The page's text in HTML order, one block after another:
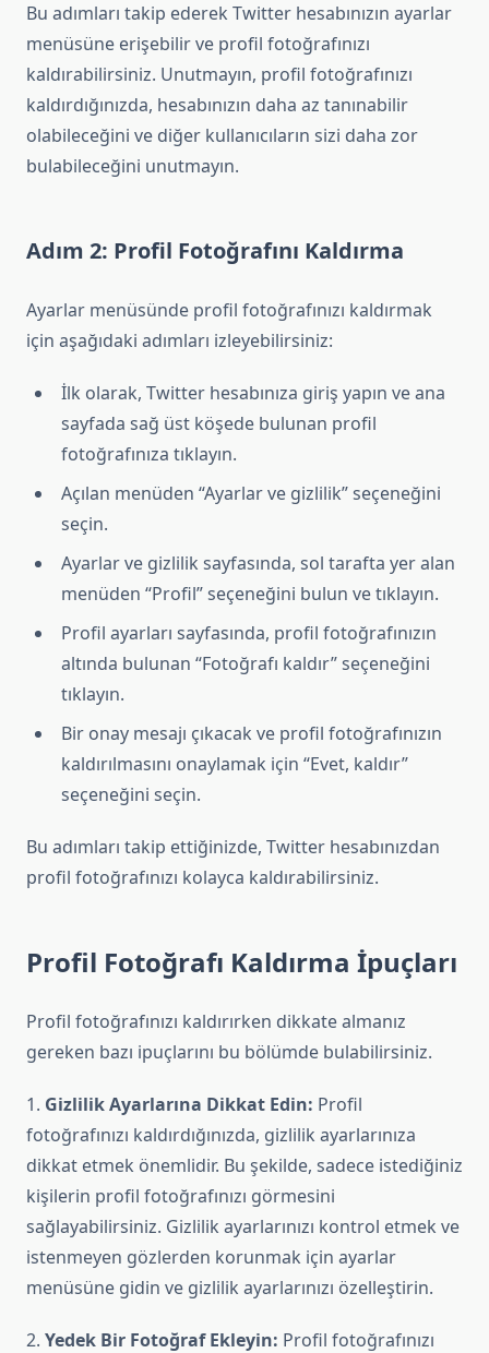
Bu adımları takip ederek Twitter hesabınızın ayarlar
menüsüne erişebilir ve profil fotoğrafınızı
kaldırabilirsiniz. Unutmayın, profil fotoğrafınızı
kaldırdığınızda, hesabınızın daha az tanınabilir
olabileceğini ve diğer kullanıcıların sizi daha zor
bulabileceğini unutmayın.
Adım 2: Profil Fotoğrafını Kaldırma
Ayarlar menüsünde profil fotoğrafınızı kaldırmak
için aşağıdaki adımları izleyebilirsiniz:
İlk olarak, Twitter hesabınıza giriş yapın ve ana
sayfada sağ üst köşede bulunan profil
fotoğrafınıza tıklayın.
Açılan menüden “Ayarlar ve gizlilik” seçeneğini
seçin.
Ayarlar ve gizlilik sayfasında, sol tarafta yer alan
menüden “Profil” seçeneğini bulun ve tıklayın.
Profil ayarları sayfasında, profil fotoğrafınızın
altında bulunan “Fotoğrafı kaldır” seçeneğini
tıklayın.
Bir onay mesajı çıkacak ve profil fotoğrafınızın
kaldırılmasını onaylamak için “Evet, kaldır”
seçeneğini seçin.
Bu adımları takip ettiğinizde, Twitter hesabınızdan
profil fotoğrafınızı kolayca kaldırabilirsiniz.
Profil Fotoğrafı Kaldırma İpuçları
Profil fotoğrafınızı kaldırırken dikkate almanız
gereken bazı ipuçlarını bu bölümde bulabilirsiniz.
1. Gizlilik Ayarlarına Dikkat Edin: Profil
fotoğrafınızı kaldırdığınızda, gizlilik ayarlarınıza
dikkat etmek önemlidir. Bu şekilde, sadece istediğiniz
kişilerin profil fotoğrafınızı görmesini
sağlayabilirsiniz. Gizlilik ayarlarınızı kontrol etmek ve
istenmeyen gözlerden korunmak için ayarlar
menüsüne gidin ve gizlilik ayarlarınızı özelleştirin.
2. Yedek Bir Fotoğraf Ekleyin: Profil fotoğrafınızı